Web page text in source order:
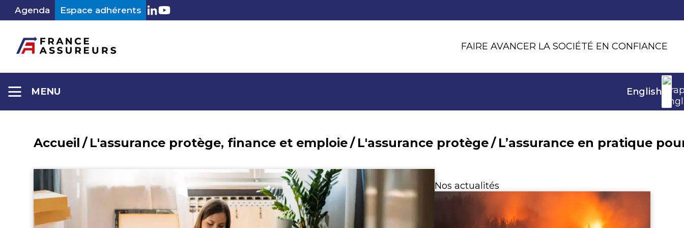
AllerAgenda Espace adhérents LinkedIn
Youtube
FAIRE AVANCER LA SOCIÉTÉ EN CONFIANCE
MENU English
Accueil / L'assurance protège, finance et emploie/ L'assurance protège/ L’assurance en pratique
Nos actualités